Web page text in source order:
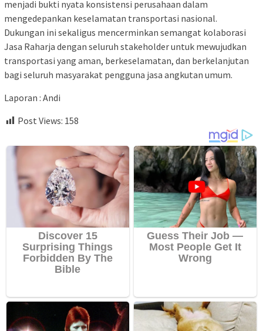
menjadi bukti nyata konsistensi perusahaan dalam
mengedepankan keselamatan transportasi nasional.
Dukungan ini sekaligus mencerminkan semangat kolaborasi
Jasa Raharja dengan seluruh stakeholder untuk mewujudkan
transportasi yang aman, berkeselamatan, dan berkelanjutan
bagi seluruh masyarakat pengguna jasa angkutan umum.
Laporan : Andi
Post Views: 158